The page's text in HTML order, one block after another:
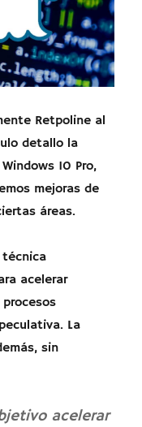
Retpoline al
detallo la
10 Pro,
mejoras de
áreas.
técnica
acelerar
La
sin
acelerar